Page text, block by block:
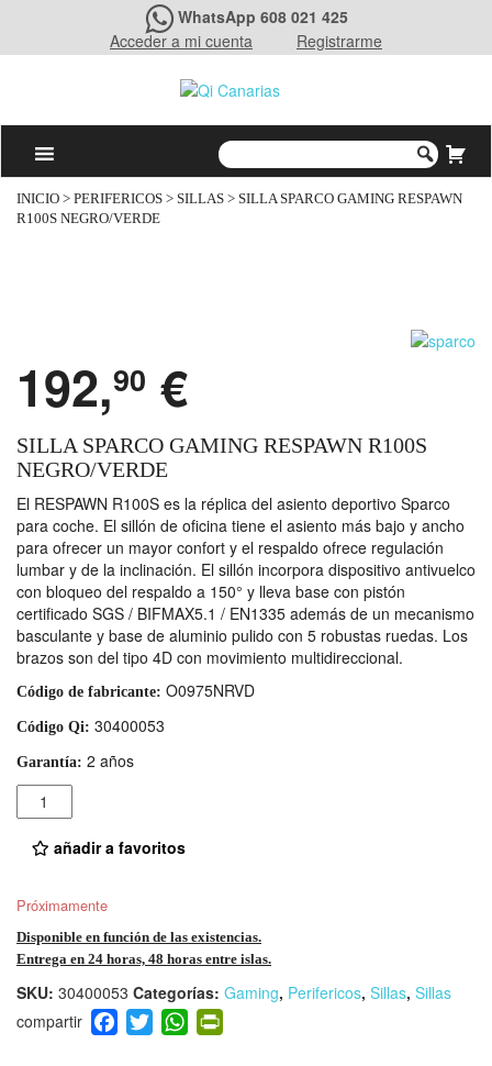
WhatsApp 608 021 425
Acceder a mi cuenta
Registrarme
INICIO > PERIFERICOS > SILLAS > SILLA SPARCO GAMING RESPAWN
R100S NEGRO/VERDE
192,90 €
SILLA SPARCO GAMING RESPAWN R100S
NEGRO/VERDE
El RESPAWN R100S es la réplica del asiento deportivo Sparco
para coche. El sillón de oficina tiene el asiento más bajo y ancho
para ofrecer un mayor confort y el respaldo ofrece regulación
lumbar y de la inclinación. El sillón incorpora dispositivo antivuelco
con bloqueo del respaldo a 150° y lleva base con pistón
certificado SGS / BIFMAX5.1 / EN1335 además de un mecanismo
basculante y base de aluminio pulido con 5 robustas ruedas. Los
brazos son del tipo 4D con movimiento multidireccional.
Código de fabricante: O0975NRVD
Código Qi: 30400053
Garantía: 2 años
Cantidad
añadir a favoritos
Próximamente
Disponible en función de las existencias.
Entrega en 24 horas, 48 horas entre islas.
SKU: 30400053 Categorías: Gaming, Perifericos, Sillas, Sillas
F
a
T
wi
W
h